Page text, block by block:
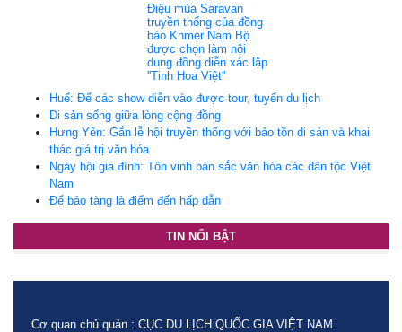
Điệu múa Saravan
truyền thống của đồng
bào Khmer Nam Bộ
được chọn làm nội
dung đồng diễn xác lập
''Tinh Hoa Việt''
Huế: Để các show diễn vào được tour, tuyến du lịch
Di sản sống giữa lòng cộng đồng
Hưng Yên: Gắn lễ hội truyền thống với bảo tồn di sản và khai
thác giá trị văn hóa
Ngày hội gia đình: Tôn vinh bản sắc văn hóa các dân tộc Việt
Nam
Để bảo tàng là điểm đến hấp dẫn
TIN NỔI BẬT
Cơ quan chủ quản : CỤC DU LỊCH QUỐC GIA VIỆT NAM